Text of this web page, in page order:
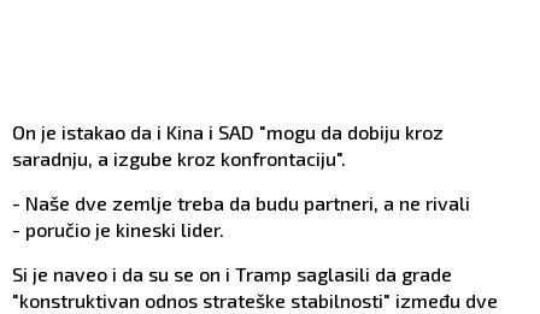
On je istakao da i Kina i SAD "mogu da dobiju kroz
saradnju, a izgube kroz konfrontaciju".
- Naše dve zemlje treba da budu partneri, a ne rivali
- poručio je kineski lider.
Si je naveo i da su se on i Tramp saglasili da grade
"konstruktivan odnos strateške stabilnosti" između dve